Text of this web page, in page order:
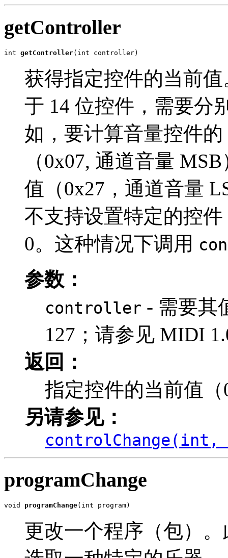
getController
int getController(int controller)
获得指定控件的当前
于 14 位控件，需要分
如，要计算音量控件
（0x07, 通道音量
值（0x27，通道音量
不支持设置特定的控
0。这种情况下调用
参数：
controller - 需要其
127；请参见 MIDI
返回：
指定控件的当前值（
另请参见：
programChange
void programChange(int program)
更改一个程序（包）